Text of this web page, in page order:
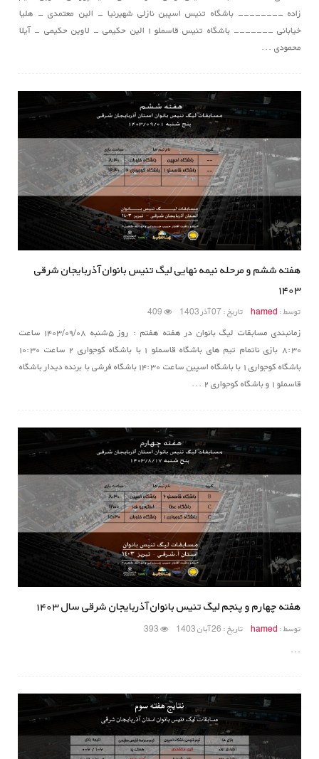
زاده -------- باشگاه تنیس اسپین نازلی شهیرنیا - الین معتمدی - هلیا
خیابانی ------- باشگاه تنیس قاسملو ۱ الین حکیمی - لاوین حکیمی - آیلا
محمودی ...
هفته ششم و مرحله نیمه نهایی لیگ تنیس بانوان آذربایجان شرقی
۱۴۰۳
توسط : hamed تاریخ : 07 آذر 1403
زمانبندی مسابقات لیگ بانوان در هفته هفتم : روز ۵شنبه ۱۴۰۳/۰۹/۰۸ ساعت
۸:۳۰ بازی ناتمام تیم های باشگاه قاسملو ۱ با باشگاه کوجواری ۲ ساعت ۱۰:۳۰
باشگاه کوجواری ۱ با باشگاه اسپین ساعت ۱۴:۳۰ باشگاه فرشی با برنده دیدار باشگاه
قاسملو ۱ و باشگاه کوجواری ۲ ...
هفته چهارم و پنجم لیگ تنیس بانوان آذربایجان شرقی سال ۱۴۰۳
توسط : hamed تاریخ : 26 آبان 1403
...